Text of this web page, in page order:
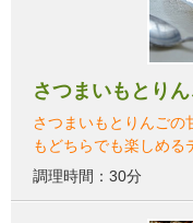
さつまいもとり
さつまいもとりんごの
もどちらでも楽しめる
調理時間：30分